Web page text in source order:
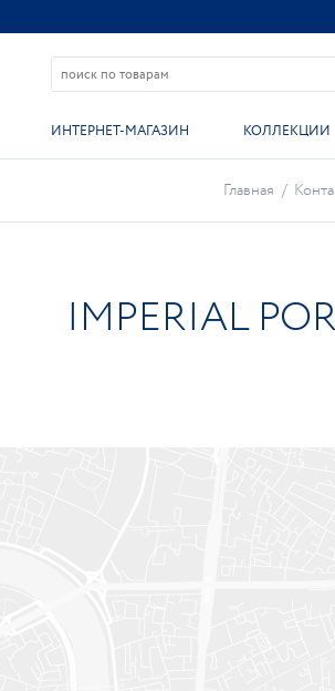
ИНТЕРНЕТ-МАГАЗИН КОЛЛЕКЦИИ
Главная /
IMPERIAL